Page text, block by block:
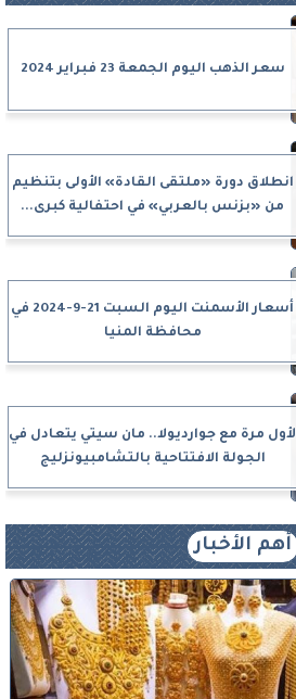
سعر الذهب اليوم الجمعة 23 فبراير 2024
انطلاق دورة «ملتقى القادة» الأولى بتنظيم
من «بزنس بالعربي» في احتفالية كبرى...
أسعار الأسمنت اليوم السبت 21-9-2024 في
محافظة المنيا
لأول مرة مع جوارديولا.. مان سيتي يتعادل في
الجولة الافتتاحية بالتشامبيونزليج
أهم الأخبار